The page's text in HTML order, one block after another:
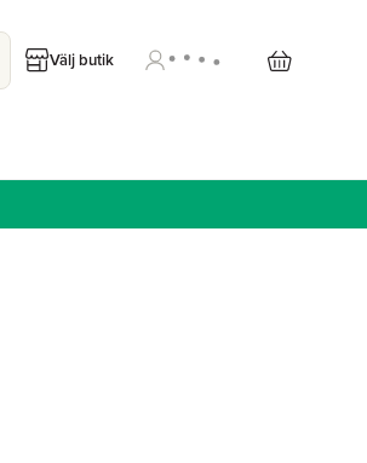
Välj butik